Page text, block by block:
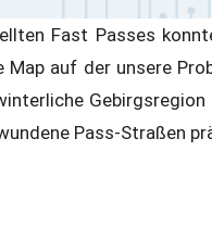
Fast Passes
auf der unsere
Gebirgsregion
Pass-Straßen